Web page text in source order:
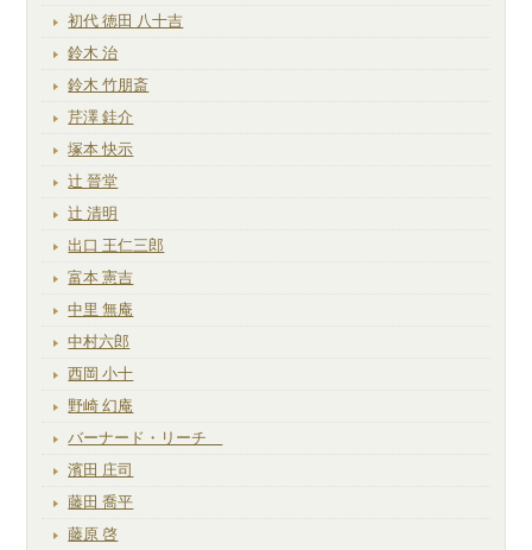
初代 徳田 八十吉
鈴木 治
鈴木 竹朋斎
芹澤 銈介
塚本 快示
辻 晉堂
辻 清明
出口 王仁三郎
富本 憲吉
中里 無庵
中村六郎
西岡 小十
野崎 幻庵
バーナード・リーチ
濱田 庄司
藤田 喬平
藤原 啓